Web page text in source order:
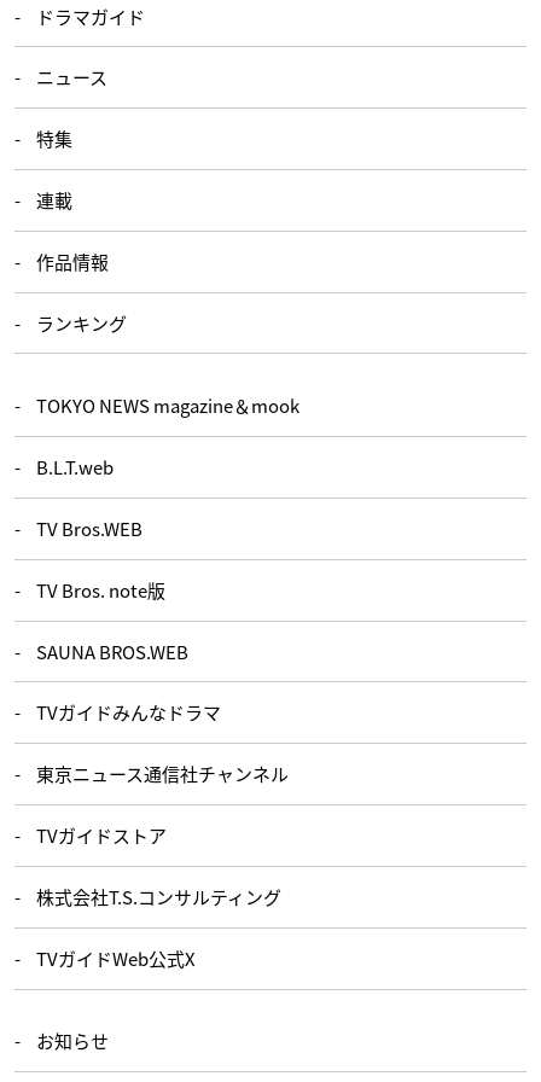
ドラマガイド
ニュース
特集
連載
作品情報
ランキング
TOKYO NEWS magazine＆mook
B.L.T.web
TV Bros.WEB
TV Bros. note版
SAUNA BROS.WEB
TVガイドみんなドラマ
東京ニュース通信社チャンネル
TVガイドストア
株式会社T.S.コンサルティング
TVガイドWeb公式X
お知らせ